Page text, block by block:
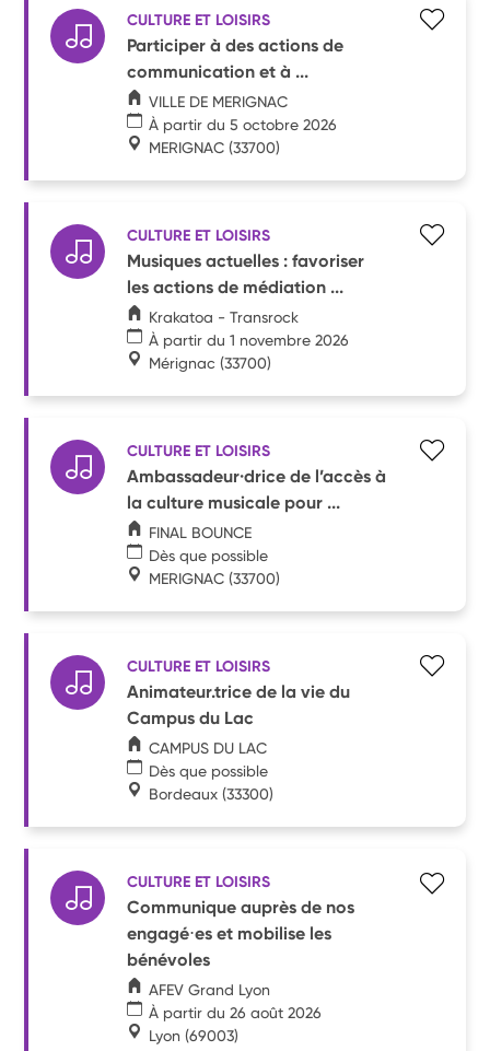
CULTURE ET LOISIRS
Participer à des actions de
communication et à ...
VILLE DE MERIGNAC
À partir du 5 octobre 2026
MERIGNAC (33700)
CULTURE ET LOISIRS
Musiques actuelles : favoriser
les actions de médiation ...
Krakatoa - Transrock
À partir du 1 novembre 2026
Mérignac (33700)
CULTURE ET LOISIRS
Ambassadeur·drice de l’accès à
la culture musicale pour ...
FINAL BOUNCE
Dès que possible
MERIGNAC (33700)
CULTURE ET LOISIRS
Animateur.trice de la vie du
Campus du Lac
CAMPUS DU LAC
Dès que possible
Bordeaux (33300)
CULTURE ET LOISIRS
Communique auprès de nos
engagé⋅es et mobilise les
bénévoles
AFEV Grand Lyon
À partir du 26 août 2026
Lyon (69003)